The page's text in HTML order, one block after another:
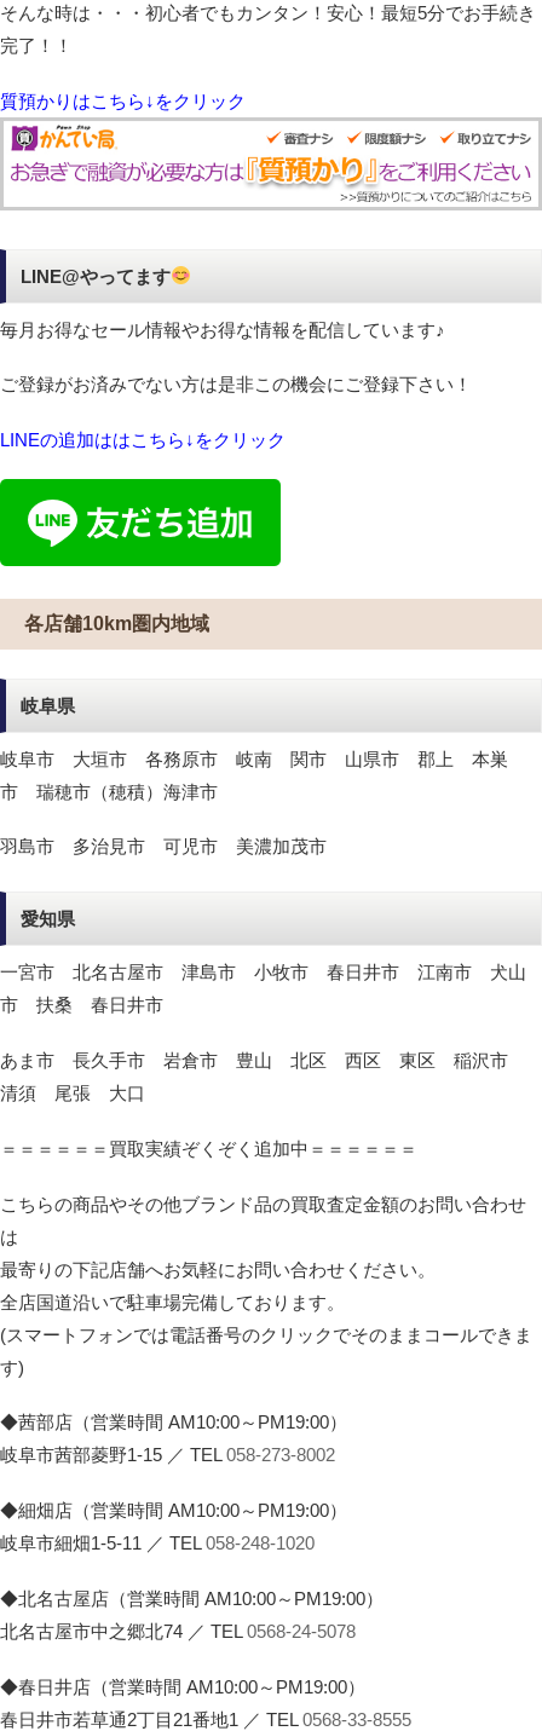
そんな時は・・・初心者でもカンタン！安心！最短5分でお手続き
完了！！
質預かりはこちら↓をクリック
LINE@やってます
毎月お得なセール情報やお得な情報を配信しています♪
ご登録がお済みでない方は是非この機会にご登録下さい！
LINEの追加ははこちら↓をクリック
各店舗10km圏内地域
岐阜県
岐阜市 大垣市 各務原市 岐南 関市 山県市 郡上 本巣
市 瑞穂市（穂積）海津市
羽島市 多治見市 可児市 美濃加茂市
愛知県
一宮市 北名古屋市 津島市 小牧市 春日井市 江南市 犬山
市 扶桑 春日井市
あま市 長久手市 岩倉市 豊山 北区 西区 東区 稲沢市
清須 尾張 大口
＝＝＝＝＝＝買取実績ぞくぞく追加中＝＝＝＝＝＝
こちらの商品やその他ブランド品の買取査定金額のお問い合わせ
は
最寄りの下記店舗へお気軽にお問い合わせください。
全店国道沿いで駐車場完備しております。
(スマートフォンでは電話番号のクリックでそのままコールできま
す)
◆茜部店（営業時間 AM10:00～PM19:00）
岐阜市茜部菱野1-15 ／ TEL058-273-8002
◆細畑店（営業時間 AM10:00～PM19:00）
岐阜市細畑1-5-11 ／ TEL058-248-1020
◆北名古屋店（営業時間 AM10:00～PM19:00）
北名古屋市中之郷北74 ／ TEL0568-24-5078
◆春日井店（営業時間 AM10:00～PM19:00）
春日井市若草通2丁目21番地1 ／ TEL0568-33-8555